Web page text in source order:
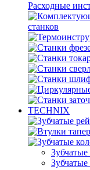
Расходные
станков
TECHNIX
Зубчатые
Зубчатые